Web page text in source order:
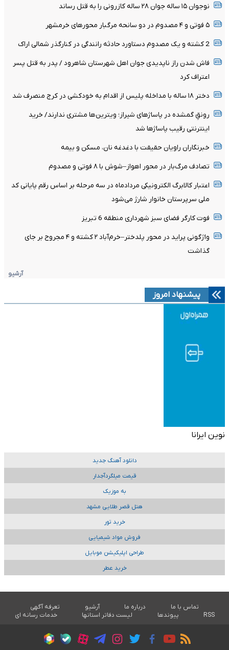
نوجوان ۱۵ ساله جوان ۲۸ ساله کازرونی را به قتل رساند
۵ فوتی و ۴ مصدوم در دو سانحه مرگبار محورهای خرمشهر
2 کشته و یک مصدوم دستاورد حادثه رانندگی در کنارگذر شمالی اراک
فاش شدن راز ناپدیدی جوان اهل شهرستان شاهرود / پدر به قتل پسر
اعتراف کرد
دختر ۱۸ ساله با مداخله پلیس از اقدام به خودکشی در کرج منصرف شد
رونقِ گمشده در پاساژهای شیراز؛ ویترین‌ها مشتری ندارند/ خرید
اینترنتی رقیب پاساژها شد
خبرنگاران راویان حقیقت با دغدغه نان، مسکن و بیمه
تصادف مرگ‌بار در محور اهواز–شوش با ۸ فوتی و مصدوم
اعتبار کالابرگ الکترونیکی مردادماه در سه مرحله بر اساس رقم پایانی کد
ملی سرپرستان خانوار شارژ می‌شود
فوت کارگر فضای سبز شهرداری منطقه 6 تبریز
واژگونی پراید در محور پلدختر–خرم‌آباد ۲ کشته و ۴ مجروح بر جای
گذاشت
آرشیو
پیشنهاد امروز
نوین ایرانا
دانلود آهنگ جدید
قیمت میلگردآجدار
به موزیک
هتل قصر طلایی مشهد
خرید تور
فروش مواد شیمیایی
طراحی اپلیکیشن موبایل
خرید عطر
تماس با ما درباره ما آرشیو
تعرفه آگهی
RSS
پیوندها لیست دفاتر استانها خدمات رسانه ای